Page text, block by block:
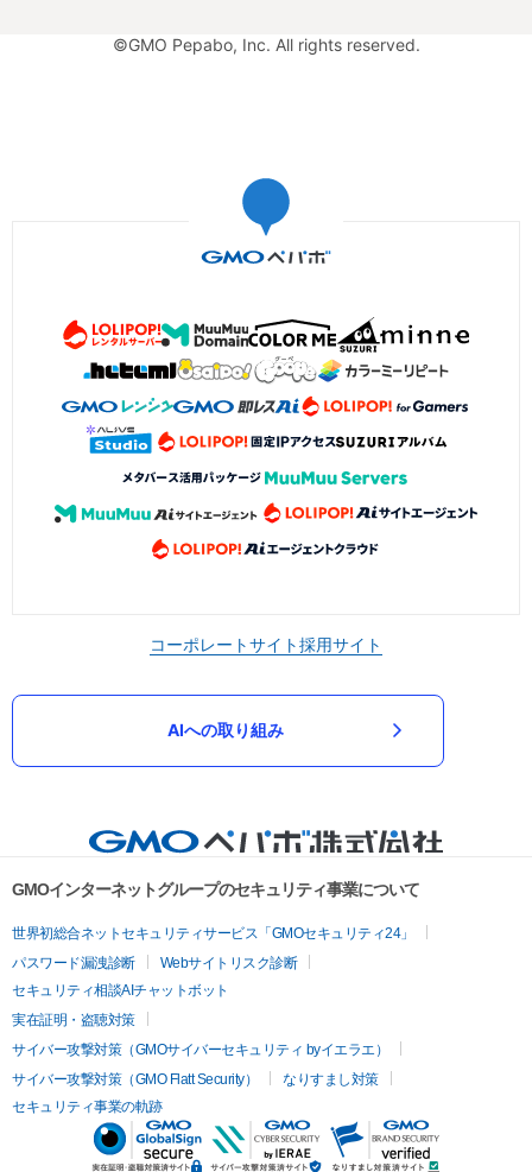
©GMO Pepabo, Inc. All rights reserved.
コーポレートサイト採用サイト
AIへの取り組み
GMOインターネットグループのセキュリティ事業について
世界初総合ネットセキュリティサービス「GMOセキュリティ24」
パスワード漏洩診断
Webサイトリスク診断
セキュリティ相談AIチャットボット
実在証明・盗聴対策
サイバー攻撃対策（GMOサイバーセキュリティ byイエラエ）
サイバー攻撃対策（GMO Flatt Security）
なりすまし対策
セキュリティ事業の軌跡